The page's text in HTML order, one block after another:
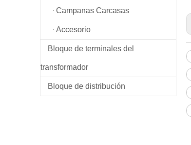
Campanas Carcasas
Accesorio
Bloque de terminales del
transformador
Bloque de distribución